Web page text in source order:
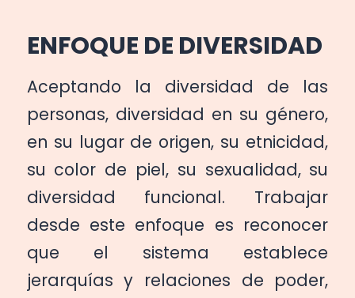
ENFOQUE DE DIVERSIDAD
Aceptando la diversidad de las
personas, diversidad en su género,
en su lugar de origen, su etnicidad,
su color de piel, su sexualidad, su
diversidad funcional. Trabajar
desde este enfoque es reconocer
que el sistema establece
jerarquías y relaciones de poder,